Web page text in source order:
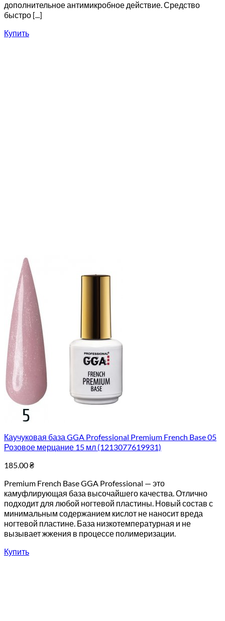
дополнительное антимикробное действие. Средство
быстро [...]
Купить
Каучуковая база GGA Professional Premium French Base 05
Розовое мерцание 15 мл (1213077619931)
185.00₴
Premium French Base GGA Professional — это
камуфлирующая база высочайшего качества. Отлично
подходит для любой ногтевой пластины. Новый состав с
минимальным содержанием кислот не наносит вреда
ногтевой пластине. База низкотемпературная и не
вызывает жжения в процессе полимеризации.
Купить